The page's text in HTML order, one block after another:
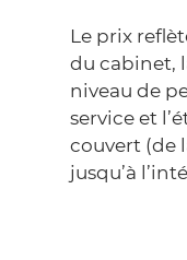
Le prix
du cabinet,
niveau de
service et
couvert (de
jusqu’à